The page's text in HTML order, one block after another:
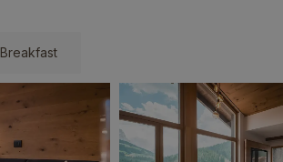
Breakfast